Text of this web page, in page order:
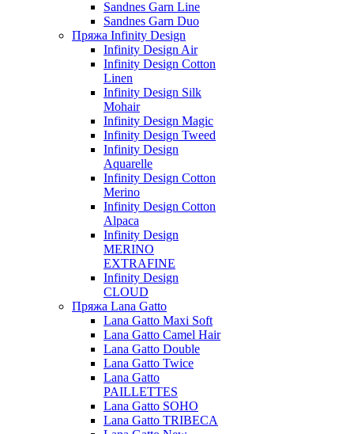
Sandnes Garn Line
Sandnes Garn Duo
Пряжа Infinity Design
Infinity Design Air
Infinity Design Cotton
Linen
Infinity Design Silk
Mohair
Infinity Design Magic
Infinity Design Tweed
Infinity Design
Aquarelle
Infinity Design Cotton
Merino
Infinity Design Cotton
Alpaca
Infinity Design
MERINO
EXTRAFINE
Infinity Design
CLOUD
Пряжа Lana Gatto
Lana Gatto Maxi Soft
Lana Gatto Camel Hair
Lana Gatto Double
Lana Gatto Twice
Lana Gatto
PAILLETTES
Lana Gatto SOHO
Lana Gatto TRIBECA